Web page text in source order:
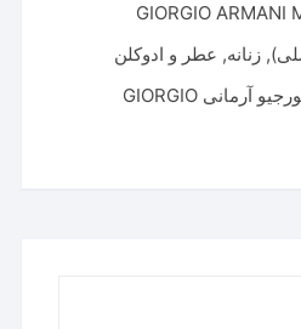
GIORGIO ARMANI
,زنانه, عطر و ادوکلن
عطر و ادکلن برند جورجیو آرمانی GIORGIO